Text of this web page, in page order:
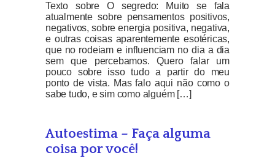
Texto sobre O segredo: Muito se fala
atualmente sobre pensamentos positivos,
negativos, sobre energia positiva, negativa,
e outras coisas aparentemente esotéricas,
que no rodeiam e influenciam no dia a dia
sem que percebamos. Quero falar um
pouco sobre isso tudo a partir do meu
ponto de vista. Mas falo aqui não como o
sabe tudo, e sim como alguém […]
Autoestima – Faça alguma
coisa por você!